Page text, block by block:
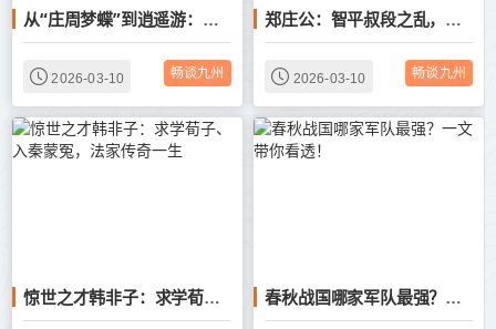
从“庄周梦蝶”到逍遥游：探秘庄子奇幻哲思宇宙
2026-03-10 畅谈九州
郑庄公：智平叔段之乱，力挫周王，开启春秋霸业
2026-03-10 畅谈九州
惊世之才韩非子：求学荀子、入秦蒙冤，法家传奇一生 春秋战国哪家军队最强？一文带你看透！